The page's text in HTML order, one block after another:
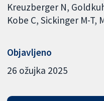
Kreuzberger N
Kobe C Sickinger M-T
Objavljeno
26 ožujka 2025